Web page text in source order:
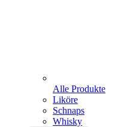
Alle Produkte
Liköre
Schnaps
Whisky